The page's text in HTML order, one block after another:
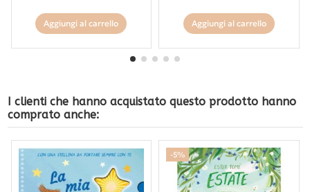
Aggiungi al carrello Aggiungi al carrello
I clienti che hanno acquistato questo prodotto hanno
comprato anche:
-5%